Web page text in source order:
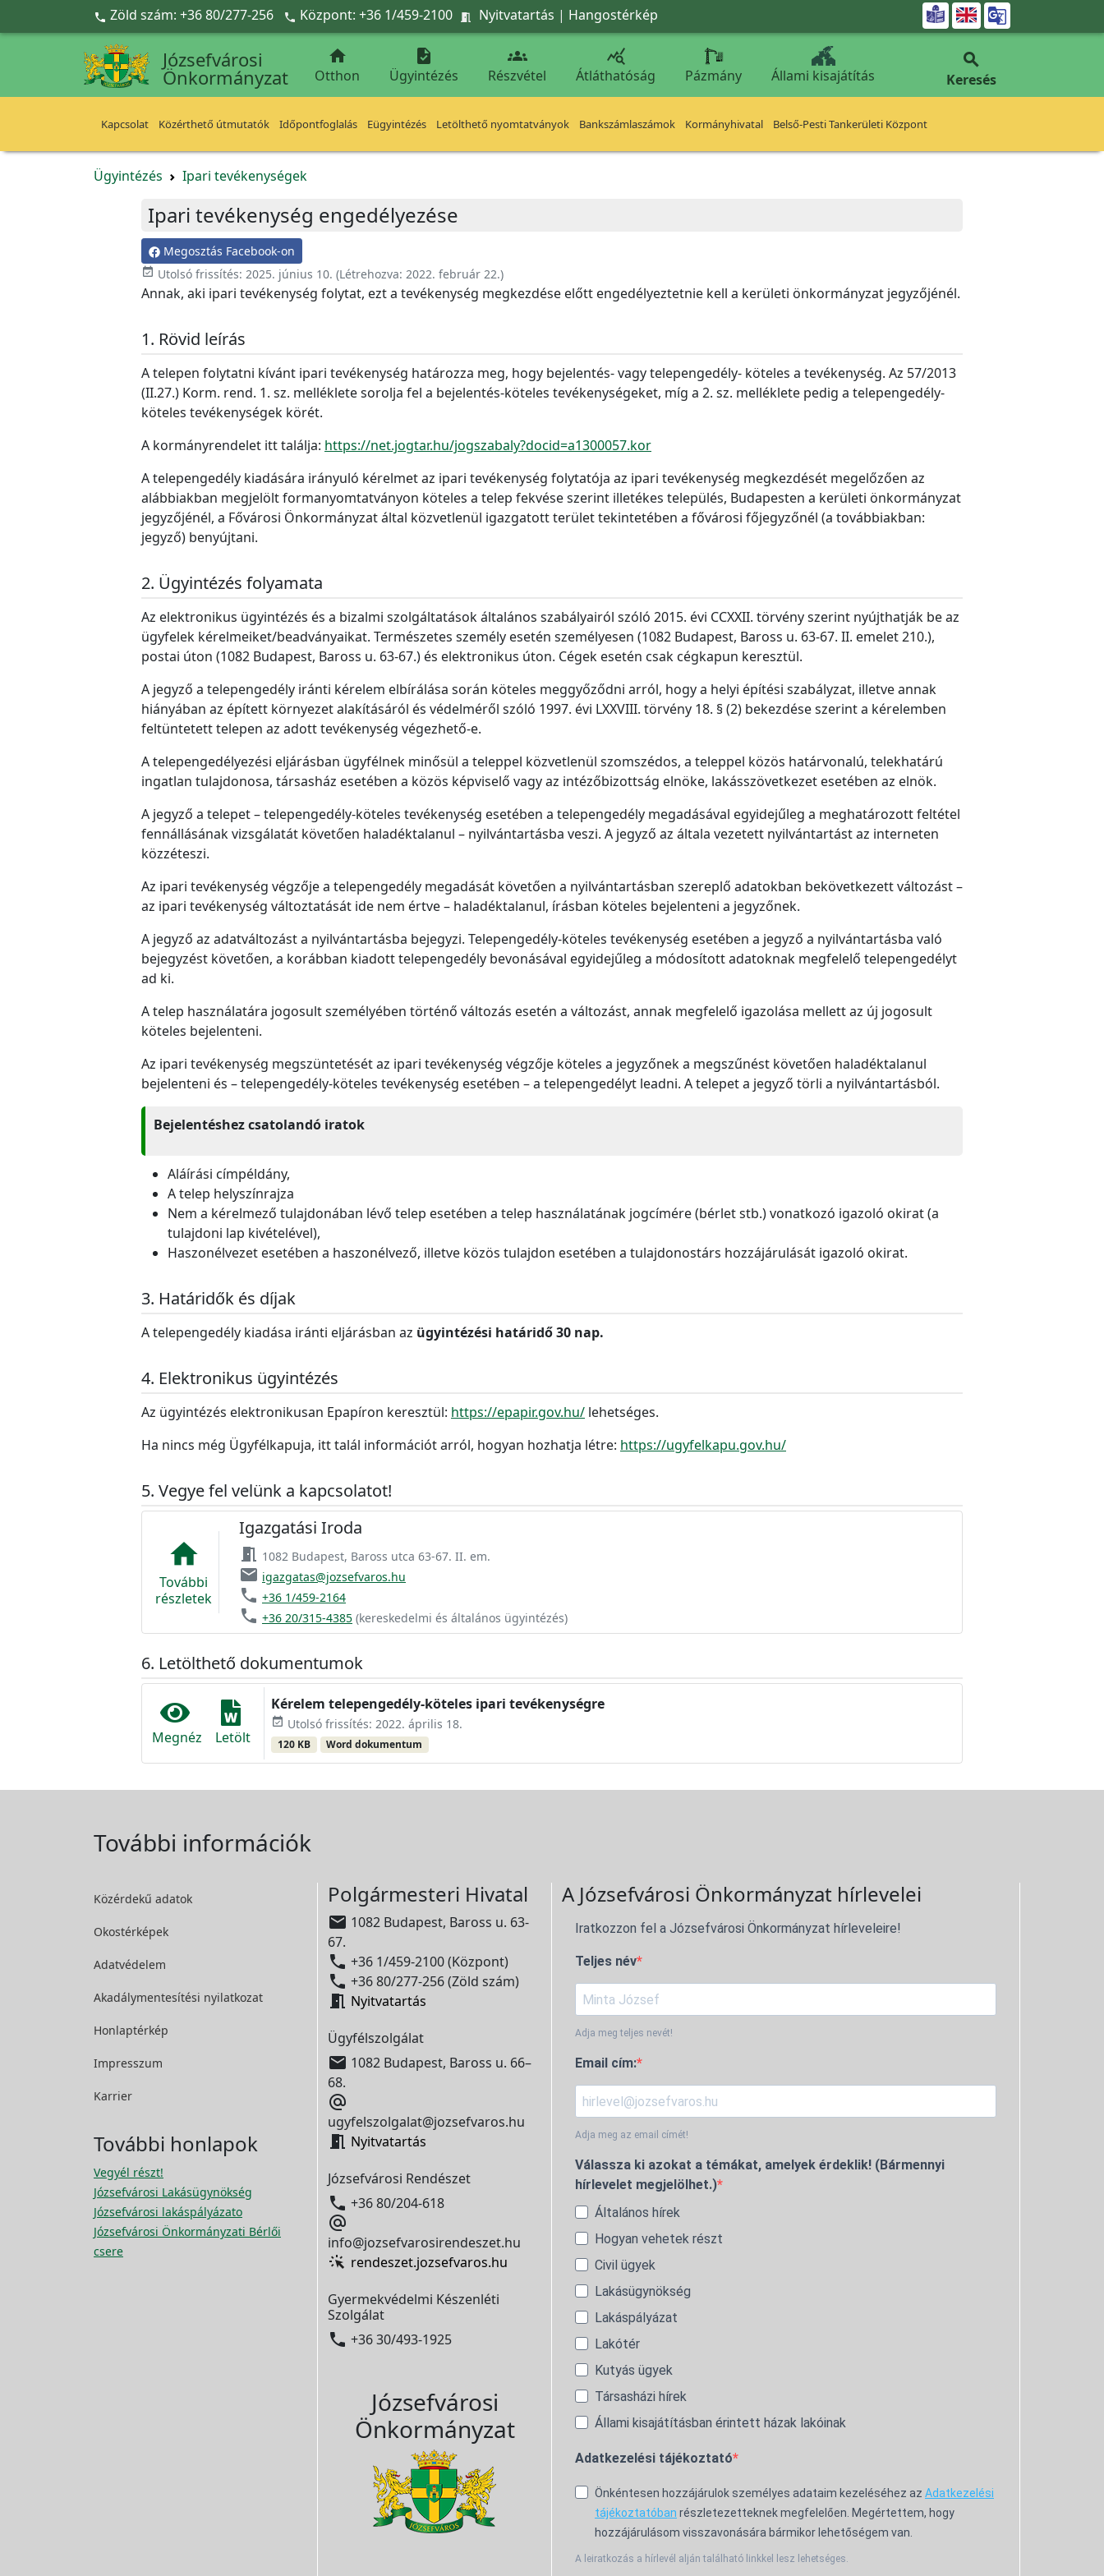
Ugrás a fő tartalomra
 Zöld szám: +36 80/277-256  Központ: +36 1/459-2100  Nyitvatartás | Hangostérkép 
Józsefvárosi
Önkormányzat

Otthon

Ügyintézés

Részvétel

Átláthatóság Pázmány Állami kisajátítás

Keresés
Kapcsolat Közérthető útmutatók Időpontfoglalás Eügyintézés Letölthető nyomtatványok Bankszámlaszámok Kormányhivatal Belső-Pesti Tankerületi Központ
Ügyintézés Ipari tevékenységek
Ipari tevékenység engedélyezése
Megosztás Facebook-on
event_available Utolsó frissítés: 2025. június 10. (Létrehozva: 2022. február 22.)
Annak, aki ipari tevékenység folytat, ezt a tevékenység megkezdése előtt engedélyeztetnie kell a kerületi önkormányzat jegyzőjénél.
Rövid leírás
A telepen folytatni kívánt ipari tevékenység határozza meg, hogy bejelentés- vagy telepengedély- köteles a tevékenység. Az 57/2013
(II.27.) Korm. rend. 1. sz. melléklete sorolja fel a bejelentés-köteles tevékenységeket, míg a 2. sz. melléklete pedig a telepengedély-
köteles tevékenységek körét.
A kormányrendelet itt találja: https://net.jogtar.hu/jogszabaly?docid=a1300057.kor
A telepengedély kiadására irányuló kérelmet az ipari tevékenység folytatója az ipari tevékenység megkezdését megelőzően az
alábbiakban megjelölt formanyomtatványon köteles a telep fekvése szerint illetékes település, Budapesten a kerületi önkormányzat
jegyzőjénél, a Fővárosi Önkormányzat által közvetlenül igazgatott terület tekintetében a fővárosi főjegyzőnél (a továbbiakban:
jegyző) benyújtani.
Ügyintézés folyamata
Az elektronikus ügyintézés és a bizalmi szolgáltatások általános szabályairól szóló 2015. évi CCXXII. törvény szerint nyújthatják be az
ügyfelek kérelmeiket/beadványaikat. Természetes személy esetén személyesen (1082 Budapest, Baross u. 63-67. II. emelet 210.),
postai úton (1082 Budapest, Baross u. 63-67.) és elektronikus úton. Cégek esetén csak cégkapun keresztül.
A jegyző a telepengedély iránti kérelem elbírálása során köteles meggyőződni arról, hogy a helyi építési szabályzat, illetve annak
hiányában az épített környezet alakításáról és védelméről szóló 1997. évi LXXVIII. törvény 18. § (2) bekezdése szerint a kérelemben
feltüntetett telepen az adott tevékenység végezhető-e.
A telepengedélyezési eljárásban ügyfélnek minősül a teleppel közvetlenül szomszédos, a teleppel közös határvonalú, telekhatárú
ingatlan tulajdonosa, társasház esetében a közös képviselő vagy az intézőbizottság elnöke, lakásszövetkezet esetében az elnök.
A jegyző a telepet – telepengedély-köteles tevékenység esetében a telepengedély megadásával egyidejűleg a meghatározott feltétel
fennállásának vizsgálatát követően haladéktalanul – nyilvántartásba veszi. A jegyző az általa vezetett nyilvántartást az interneten
közzéteszi.
Az ipari tevékenység végzője a telepengedély megadását követően a nyilvántartásban szereplő adatokban bekövetkezett változást –
az ipari tevékenység változtatását ide nem értve – haladéktalanul, írásban köteles bejelenteni a jegyzőnek.
A jegyző az adatváltozást a nyilvántartásba bejegyzi. Telepengedély-köteles tevékenység esetében a jegyző a nyilvántartásba való
bejegyzést követően, a korábban kiadott telepengedély bevonásával egyidejűleg a módosított adatoknak megfelelő telepengedélyt
ad ki.
A telep használatára jogosult személyében történő változás esetén a változást, annak megfelelő igazolása mellett az új jogosult
köteles bejelenteni.
Az ipari tevékenység megszüntetését az ipari tevékenység végzője köteles a jegyzőnek a megszűnést követően haladéktalanul
bejelenteni és – telepengedély-köteles tevékenység esetében – a telepengedélyt leadni. A telepet a jegyző törli a nyilvántartásból.
Bejelentéshez csatolandó iratok
Aláírási címpéldány,
A telep helyszínrajza
Nem a kérelmező tulajdonában lévő telep esetében a telep használatának jogcímére (bérlet stb.) vonatkozó igazoló okirat (a
tulajdoni lap kivételével),
Haszonélvezet esetében a haszonélvező, illetve közös tulajdon esetében a tulajdonostárs hozzájárulását igazoló okirat.
Határidők és díjak
A telepengedély kiadása iránti eljárásban az ügyintézési határidő 30 nap.
Elektronikus ügyintézés
Az ügyintézés elektronikusan Epapíron keresztül: https://epapir.gov.hu/ lehetséges.
Ha nincs még Ügyfélkapuja, itt talál információt arról, hogyan hozhatja létre: https://ugyfelkapu.gov.hu/
Vegye fel velünk a kapcsolatot!
home
További
részletek
Igazgatási Iroda
meeting_room 1082 Budapest, Baross utca 63-67. II. em.
email igazgatas@jozsefvaros.hu
phone +36 1/459-2164
phone +36 20/315-4385 (kereskedelmi és általános ügyintézés)
Letölthető dokumentumok
Megnéz Letölt
Kérelem telepengedély-köteles ipari tevékenységre
event_available Utolsó frissítés: 2022. április 18.
120 KB Word dokumentum
További információk
Közérdekű adatok
Okostérképek
Adatvédelem
Akadálymentesítési nyilatkozat
Honlaptérkép
Impresszum
Karrier
További honlapok
Vegyél részt!
Józsefvárosi Lakásügynökség
Józsefvárosi lakáspályázato
Józsefvárosi Önkormányzati Bérlői
csere
Polgármesteri Hivatal
 1082 Budapest, Baross u. 63-
67.
 +36 1/459-2100 (Központ)
 +36 80/277-256 (Zöld szám)
 Nyitvatartás
Ügyfélszolgálat
 1082 Budapest, Baross u. 66–
68.

ugyfelszolgalat@jozsefvaros.hu
 Nyitvatartás
Józsefvárosi Rendészet
 +36 80/204-618

info@jozsefvarosirendeszet.hu
rendeszet.jozsefvaros.hu
Gyermekvédelmi Készenléti
Szolgálat
 +36 30/493-1925
Józsefvárosi
Önkormányzat
A Józsefvárosi Önkormányzat hírlevelei
Iratkozzon fel a Józsefvárosi Önkormányzat hírleveleire!
Teljes név
Adja meg teljes nevét!
Email cím:
Adja meg az email címét!
Válassza ki azokat a témákat, amelyek érdeklik! (Bármennyi
hírlevelet megjelölhet.)
Általános hírek
Hogyan vehetek részt
Civil ügyek
Lakásügynökség
Lakáspályázat
Lakótér
Kutyás ügyek
Társasházi hírek
Állami kisajátításban érintett házak lakóinak
Adatkezelési tájékoztató
Önkéntesen hozzájárulok személyes adataim kezeléséhez az Adatkezelési
tájékoztatóban részletezetteknek megfelelően. Megértettem, hogy
hozzájárulásom visszavonására bármikor lehetőségem van.
A leiratkozás a hírlevél alján található linkkel lesz lehetséges.